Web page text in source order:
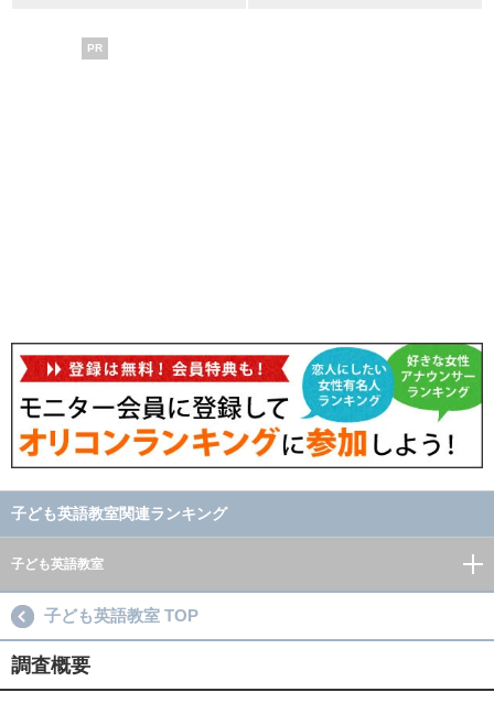
PR
子ども英語教室関連ランキング
子ども英語教室
子ども英語教室 TOP
調査概要